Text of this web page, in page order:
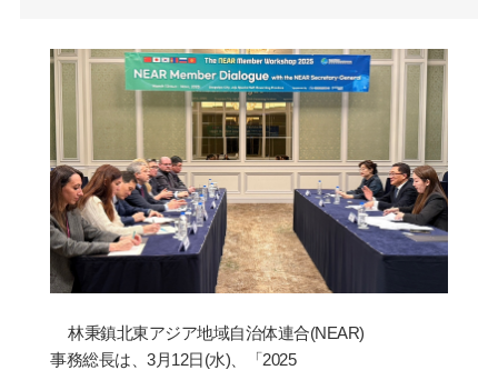
林秉鎮北東アジア地域自治体連合(NEAR)
事務総長は、 3月12日(水) 、「2025